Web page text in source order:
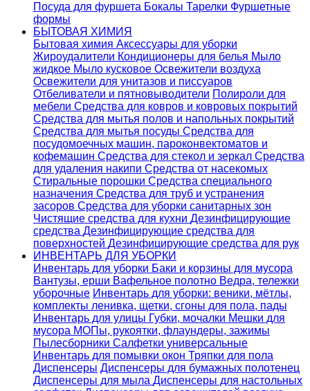
Посуда для фуршета Бокалы Тарелки Фуршетные
формы
БЫТОВАЯ ХИМИЯ
Бытовая химия Аксессуары для уборки
Жироудалители Кондиционеры для белья Мыло
жидкое Мыло кусковое Освежители воздуха
Освежители для унитазов и писсуаров
Отбеливатели и пятновыводители Полироли для
мебели Средства для ковров и ковровых покрытий
Средства для мытья полов и напольных покрытий
Средства для мытья посуды Средства для
посудомоечных машин, пароконвектоматов и
кофемашин Средства для стекол и зеркал Средства
для удаления накипи Средства от насекомых
Стиральные порошки Cредства специального
назначения Средства для труб и устранения
засоров Средства для уборки санитарных зон
Чистящие средства для кухни Дезинфицирующие
средства Дезинфицирующие средства для
поверхностей Дезинфицирующие средства для рук
ИНВЕНТАРЬ ДЛЯ УБОРКИ
Инвентарь для уборки Баки и корзины для мусора
Вантузы, ерши Вафельное полотно Ведра, тележки
уборочные Инвентарь для уборки: веники, мётлы,
комплекты ленивка, щетки, сгоны для пола, пады
Инвентарь для улицы Губки, мочалки Мешки для
мусора МОПы, рукоятки, флаундеры, зажимы
Пылесборники Салфетки универсальные
Инвентарь для помывки окон Тряпки для пола
Диспенсеры Диспенсеры для бумажных полотенец
Диспенсеры для мыла Диспенсеры для настольных